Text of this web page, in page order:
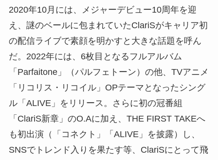
2020年10月には、メジャーデビュー10周年を迎
え、謎のベールに包まれていたClariSがキャリア初
の配信ライブで素顔を明かすと大きな話題を呼ん
だ。2022年には、6枚目となるフルアルバム
「Parfaitone」（パルフェトーン）の他、TVアニメ
「リコリス・リコイル」OPテーマとなったシング
ル「ALIVE」をリリース。さらに初の冠番組
「ClariS新章」のO.Aに加え、THE FIRST TAKEへ
も初出演（「コネクト」「ALIVE」を披露）し、
SNSでトレンド入りを果たす等、ClariSにとって飛